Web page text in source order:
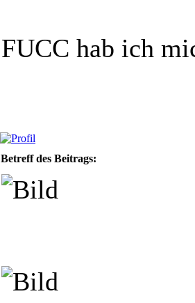
FUCC hab ich
Betreff des Beitrags: